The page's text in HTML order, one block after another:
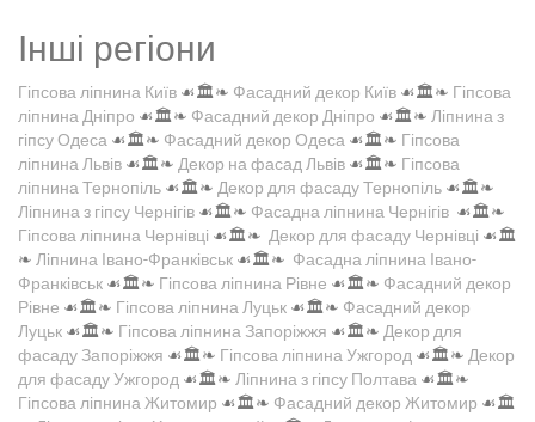
Інші регіони
Гіпсова ліпнина Київ ☙🏛️❧ Фасадний декор Київ ☙🏛️❧ Гіпсова
ліпнина Дніпро ☙🏛️❧ Фасадний декор Дніпро ☙🏛️❧ Ліпнина з
гіпсу Одеса ☙🏛️❧ Фасадний декор Одеса ☙🏛️❧ Гіпсова
ліпнина Львів ☙🏛️❧ Декор на фасад Львів ☙🏛️❧ Гіпсова
ліпнина Тернопіль ☙🏛️❧ Декор для фасаду Тернопіль ☙🏛️❧
Ліпнина з гіпсу Чернігів ☙🏛️❧ Фасадна ліпнина Чернігів ☙🏛️❧
Гіпсова ліпнина Чернівці ☙🏛️❧ Декор для фасаду Чернівці ☙🏛️
❧ Ліпнина Івано-Франківськ ☙🏛️❧ Фасадна ліпнина Івано-
Франківськ ☙🏛️❧ Гіпсова ліпнина Рівне ☙🏛️❧ Фасадний декор
Рівне ☙🏛️❧ Гіпсова ліпнина Луцьк ☙🏛️❧ Фасадний декор
Луцьк ☙🏛️❧ Гіпсова ліпнина Запоріжжя ☙🏛️❧ Декор для
фасаду Запоріжжя ☙🏛️❧ Гіпсова ліпнина Ужгород ☙🏛️❧ Декор
для фасаду Ужгород ☙🏛️❧ Ліпнина з гіпсу Полтава ☙🏛️❧
Гіпсова ліпнина Житомир ☙🏛️❧ Фасадний декор Житомир ☙🏛️